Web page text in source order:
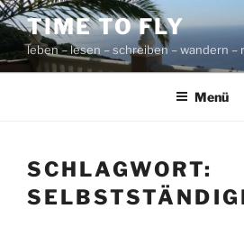
Zum
Inhalt
springen
TIME TO FLY
leben – lesen – schreiben – wandern –
Menü
SCHLAGWORT: